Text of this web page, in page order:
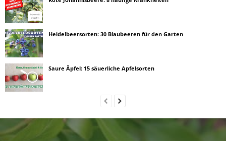
Heidelbeersorten: 30 Blaubeeren für den Garten
Saure Äpfel: 15 säuerliche Apfelsorten